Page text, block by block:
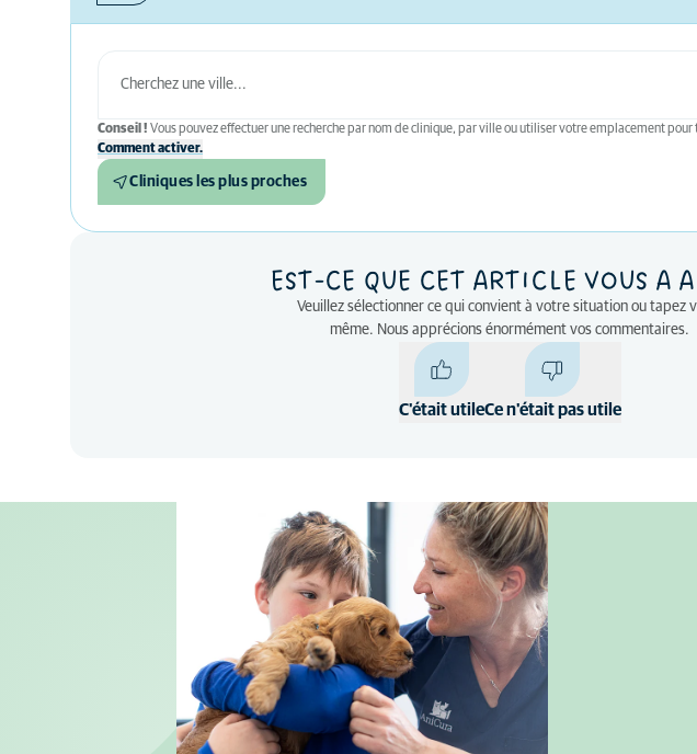
Conseil ! Vous pouvez effectuer une recherche par nom de clinique, par ville ou utiliser votre emplacement pour
Comment activer.
Cliniques les plus proches
EST-CE QUE CET ARTICLE VOUS A
Veuillez sélectionner ce qui convient à votre situation ou tapez
même. Nous apprécions énormément vos commentaires.
C'était utileCe n'était pas utile